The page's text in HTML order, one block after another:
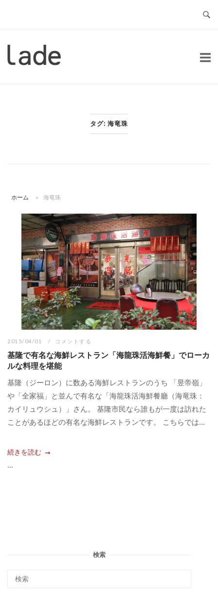
ー
タグ: 海竜珠
ホーム » 海竜珠
2015/04/01 コメントする
基隆で有名な海鮮レストラン「海龍珠活海鮮餐」でローカ
ルな料理を堪能
基隆（ジーロン）に数ある海鮮レストランのうち 「昱帝嶺」
や「全家福」と並んで有名な「海龍珠活海鮮餐廳（海竜珠：
カイリュウシュ）」さん。 基隆市民なら誰もが一度は訪れた
ことがあるほどの有名な海鮮レストランです。 こちらでは...
続きを読む
...
検索